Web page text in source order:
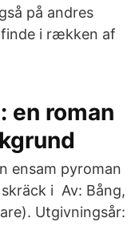
på andres
i rækken af
en roman
ensam pyroman
i Av: Bång,
Utgivningsår: